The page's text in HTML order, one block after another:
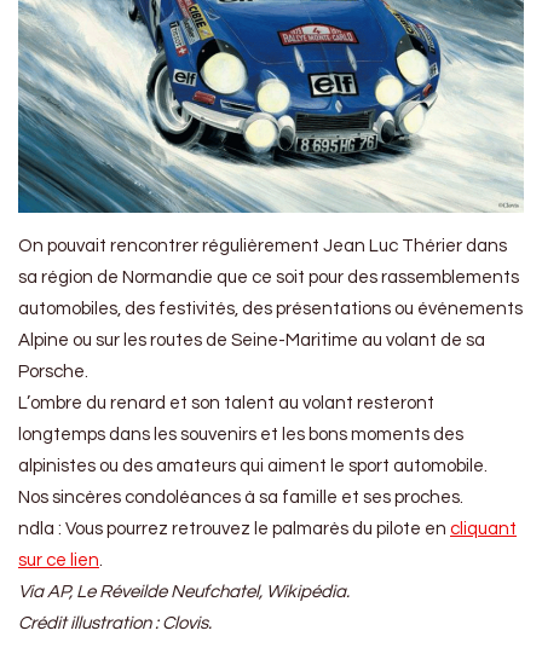
On pouvait rencontrer régulièrement Jean Luc Thérier dans
sa région de Normandie que ce soit pour des rassemblements
automobiles, des festivités, des présentations ou événements
Alpine ou sur les routes de Seine-Maritime au volant de sa
Porsche.
L’ombre du renard et son talent au volant resteront
longtemps dans les souvenirs et les bons moments des
alpinistes ou des amateurs qui aiment le sport automobile.
Nos sincères condoléances à sa famille et ses proches.
ndla : Vous pourrez retrouvez le palmarès du pilote en cliquant
sur ce lien.
Via AP, Le Réveilde Neufchatel, Wikipédia.
Crédit illustration : Clovis.